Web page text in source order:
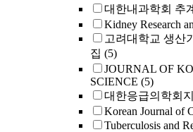
대한내과학회 추
Kidney Research
고려대학교 생산
집 (5)
JOURNAL OF
SCIENCE (5)
대한응급의학회지
Korean Journal of
Tuberculosis and